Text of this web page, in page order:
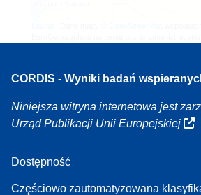
CORDIS - Wyniki badań
Niniejsza witryna internetowa jest
Urząd Publikacji Unii Europejskiej
Dostępność
Częściowo zautomatyzowana